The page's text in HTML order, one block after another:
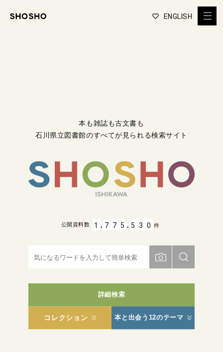
ENGLISH
本も雑誌も古文書も
石川県立図書館のすべてが見られる検索サイト
詳細検索
コレクション 本と出会う12のテーマ
公開資料数 1 , 7 7 5 , 5 3 0 件